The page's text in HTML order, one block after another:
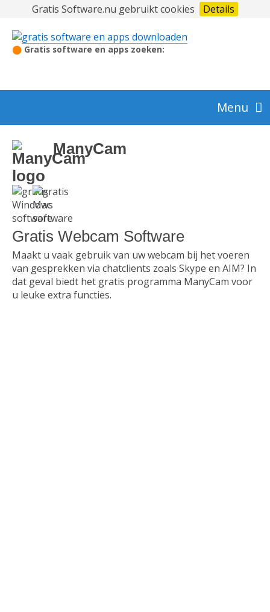
Gratis Software.nu gebruikt cookies Details
⬤ Gratis software en apps zoeken:
Menu
Audio en video
Beeldbewerking en foto
Beveiliging
Browsers
ManyCam
Gratis Webcam Software
Maakt u vaak gebruik van uw webcam bij het voeren
van gesprekken via chatclients zoals Skype en AIM? In
dat geval biedt het gratis programma ManyCam voor
u leuke extra functies.